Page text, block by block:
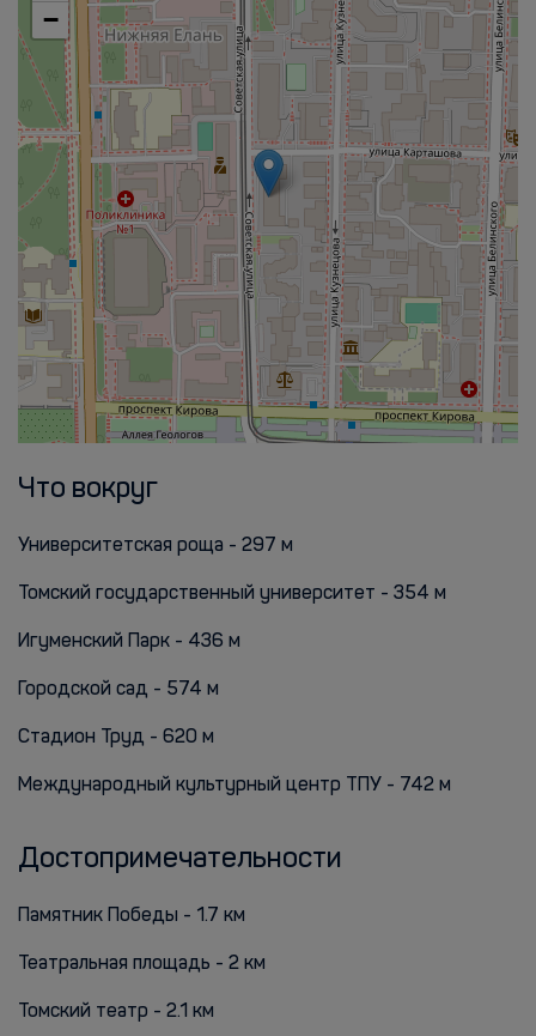
−
Что вокруг
Университетская роща - 297 м
Томский государственный университет - 354 м
Игуменский Парк - 436 м
Городской сад - 574 м
Стадион Труд - 620 м
Международный культурный центр ТПУ - 742 м
Достопримечательности
Памятник Победы - 1.7 км
Театральная площадь - 2 км
Томский театр - 2.1 км